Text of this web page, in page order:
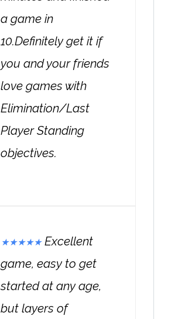
a game in
10.Definitely get it if
you and your friends
love games with
Elimination/Last
Player Standing
objectives.
★★★★★ Excellent
game, easy to get
started at any age,
but layers of